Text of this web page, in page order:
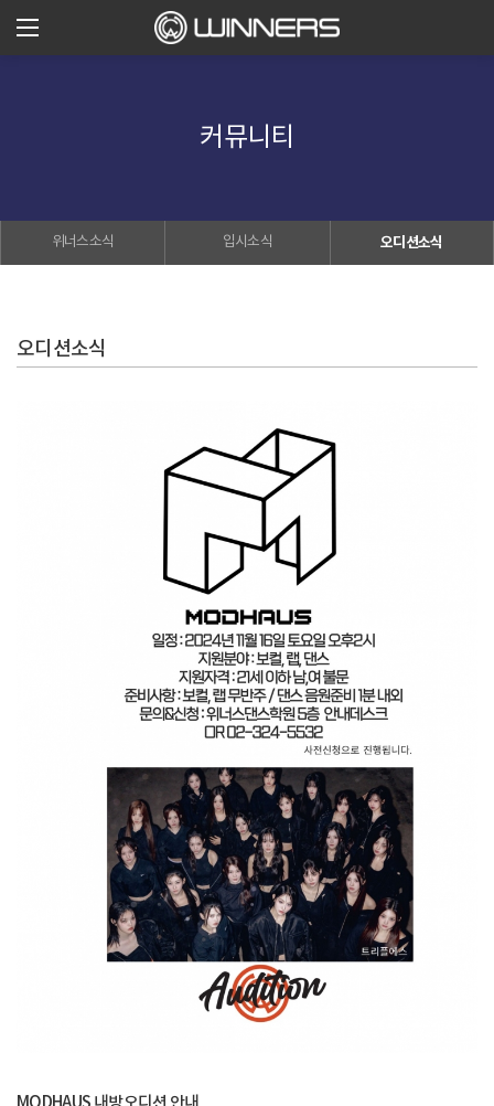
커뮤니티
위너스소식 입시소식 오디션소식
오디션소식